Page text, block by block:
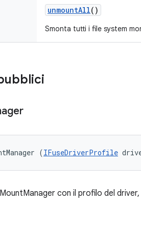
unmountAll()
Smonta tutti i file system
(IFuseDriverProfile
con il profilo del